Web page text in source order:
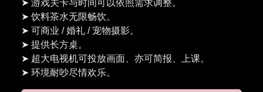
➤ 游戏关卡与时间可以依照需求调整。
➤ 饮料茶水无限畅饮。
➤ 可商业 / 婚礼 / 宠物摄影。
➤ 提供长方桌。
➤ 超大电视机可投放画面、亦可简报、上课。